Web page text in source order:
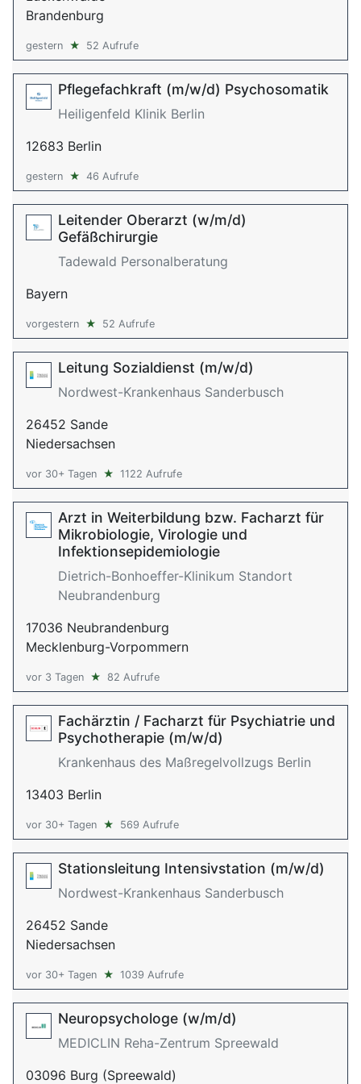
Brandenburg
gestern ★ 52 Aufrufe
Pflegefachkraft (m/w/d) Psychosomatik
Heiligenfeld Klinik Berlin
12683 Berlin
gestern ★ 46 Aufrufe
Leitender Oberarzt (w/m/d)
Gefäßchirurgie
Tadewald Personalberatung
Bayern
vorgestern ★ 52 Aufrufe
Leitung Sozialdienst (m/w/d)
Nordwest-Krankenhaus Sanderbusch
26452 Sande
Niedersachsen
vor 30+ Tagen ★ 1122 Aufrufe
Arzt in Weiterbildung bzw. Facharzt für
Mikrobiologie, Virologie und
Infektionsepidemiologie
Dietrich-Bonhoeffer-Klinikum Standort
Neubrandenburg
17036 Neubrandenburg
Mecklenburg-Vorpommern
vor 3 Tagen ★ 82 Aufrufe
Fachärztin / Facharzt für Psychiatrie und
Psychotherapie (m/w/d)
Krankenhaus des Maßregelvollzugs Berlin
13403 Berlin
vor 30+ Tagen ★ 569 Aufrufe
Stationsleitung Intensivstation (m/w/d)
Nordwest-Krankenhaus Sanderbusch
26452 Sande
Niedersachsen
vor 30+ Tagen ★ 1039 Aufrufe
Neuropsychologe (w/m/d)
MEDICLIN Reha-Zentrum Spreewald
03096 Burg (Spreewald)